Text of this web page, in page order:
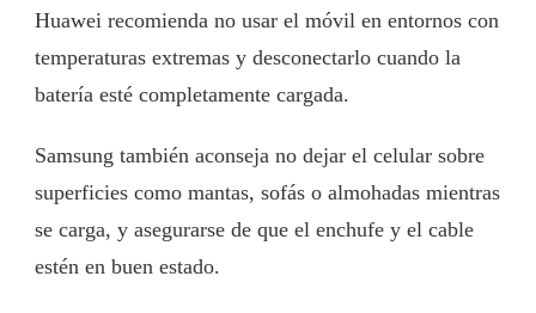
Huawei recomienda no usar el móvil en entornos con
temperaturas extremas y desconectarlo cuando la
batería esté completamente cargada.
Samsung también aconseja no dejar el celular sobre
superficies como mantas, sofás o almohadas mientras
se carga, y asegurarse de que el enchufe y el cable
estén en buen estado.